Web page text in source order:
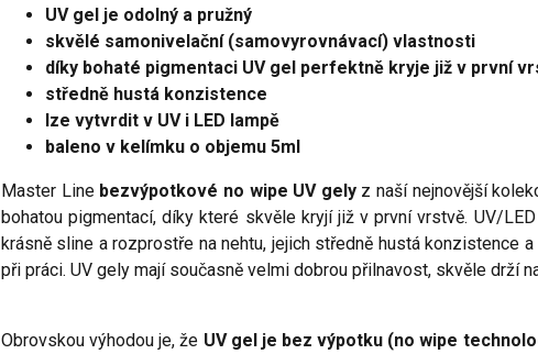
UV gel je odolný a pružný
skvělé samonivelační (samovyrovnávací) vlastnosti
díky bohaté pigmentaci UV gel perfektně kryje již v první
středně hustá konzistence
lze vytvrdit v UV i LED lampě
baleno v kelímku o objemu 5ml
Master Linebezvýpotkové no wipe UV gelyz naší nejnovější
bohatou pigmentací, díky které skvěle kryjí již v první vrstvě. UV/
krásně sline a rozprostře na nehtu, jejich středně hustá
při práci. UV gely mají současně velmi dobrou přilnavost, skvěle drží
Obrovskou výhodou je, že UV gel je bez výpotku (no wipe